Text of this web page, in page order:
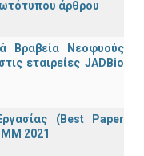
άρθρου
Βραβεία Νεοφυούς
εταιρείες JADBio
(Best Paper
2021